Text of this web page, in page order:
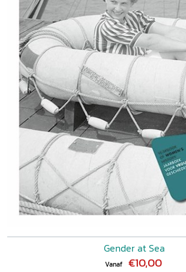
Gender at Sea
Vanaf €10,00